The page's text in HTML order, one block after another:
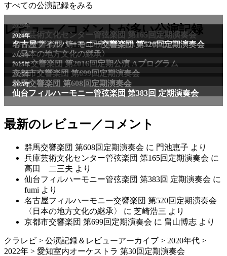
すべての公演記録をみる
レビュー／コメントが多い公演記録
2025年
兵庫芸術文化センター管弦楽団 第165回定期演奏会
2011年
NHK交響楽団 第1706回定期公演Aプログラム
2024年
名古屋フィルハーモニー交響楽団 第520回定期演奏会
〈日本の地方文化の継承〉
2024年
NHK交響楽団 第2016回定期公演 Aプログラム
2025年
京都市交響楽団 第699回定期演奏会
2025年
群馬交響楽団 第608回定期演奏会
2025年
仙台フィルハーモニー管弦楽団 第383回 定期演奏会
最新のレビュー／コメント
群馬交響楽団 第608回定期演奏会 に 門池恵子 より
兵庫芸術文化センター管弦楽団 第165回定期演奏会 に
高田 二三夫 より
仙台フィルハーモニー管弦楽団 第383回 定期演奏会 に
fumi より
名古屋フィルハーモニー交響楽団 第520回定期演奏会
〈日本の地方文化の継承〉
に 芝崎浩三 より
京都市交響楽団 第699回定期演奏会 に 畠山博志 より
クラレビ > 公演記録＆レビューアーカイブ > 2020年代 >
2022年 > 愛知室内オーケストラ 第30回定期演奏会